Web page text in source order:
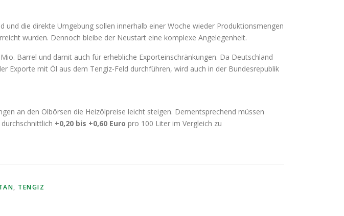
die direkte Umgebung sollen innerhalb einer Woche wieder Produktionsmengen
wurden. Dennoch bleibe der Neustart eine komplexe Angelegenheit.
Barrel und damit auch für erhebliche Exporteinschränkungen. Da Deutschland
Exporte mit Öl aus dem Tengiz-Feld durchführen, wird auch in der Bundesrepublik
an den Ölbörsen die Heizölpreise leicht steigen. Dementsprechend müssen
+0,20 bis +0,60 Euro pro 100 Liter im Vergleich zu
, TENGIZ